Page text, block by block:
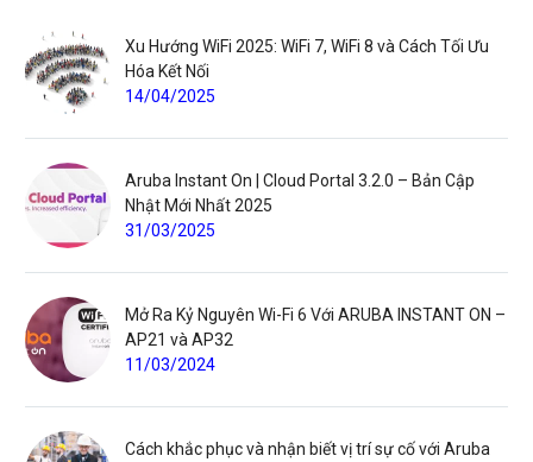
Xu Hướng WiFi 2025: WiFi 7, WiFi 8 và Cách Tối Ưu
Hóa Kết Nối
14/04/2025
Aruba Instant On | Cloud Portal 3.2.0 – Bản Cập
Nhật Mới Nhất 2025
31/03/2025
Mở Ra Kỷ Nguyên Wi-Fi 6 Với ARUBA INSTANT ON –
AP21 và AP32
11/03/2024
Cách khắc phục và nhận biết vị trí sự cố với Aruba